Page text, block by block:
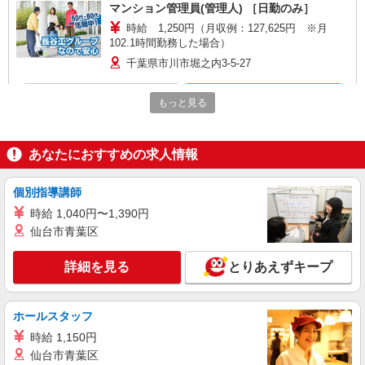
マンション管理員(管理人) ［日勤のみ］
時給 1,250円（月収例：127,625円 ※月
102.1時間勤務した場合）
千葉県市川市堀之内3-5-27
もっと見る
あなたにおすすめの求人情報
個別指導講師
時給 1,040円〜1,390円
仙台市青葉区
詳細を見る とりあえずキープ
ホールスタッフ
時給 1,150円
仙台市青葉区